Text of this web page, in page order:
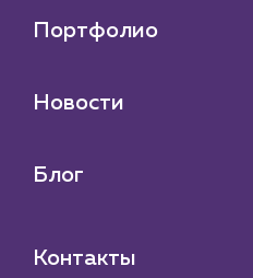
Портфолио
Новости
Блог
Контакты